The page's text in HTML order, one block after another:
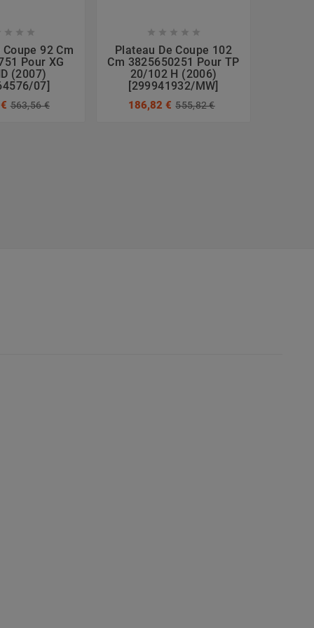
  
92 Cm
Pour XG
(2007)
07]
563,56 €
    
Plateau De Coupe 102
Cm 3825650251 Pour TP
20/102 H (2006)
[299941932/MW]
186,82 € 555,82 €